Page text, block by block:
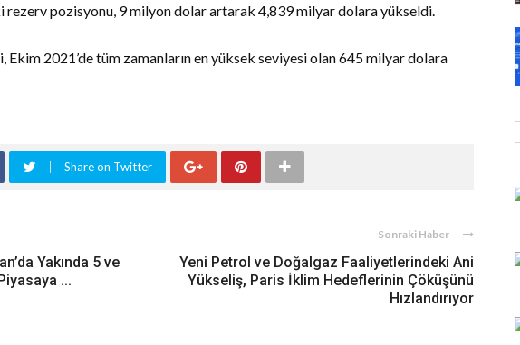
rezerv pozisyonu, 9 milyon dolar artarak 4,839 milyar dolara yükseldi.
Ekim 2021’de tüm zamanların en yüksek seviyesi olan 645 milyar dolara
Share on Twitter
Yakında 5 ve
...
Sonraki Haber
Yeni Petrol ve Doğalgaz Faaliyetlerindeki Ani
Yükseliş, Paris İklim Hedeflerinin Çöküşünü
Hızlandırıyor